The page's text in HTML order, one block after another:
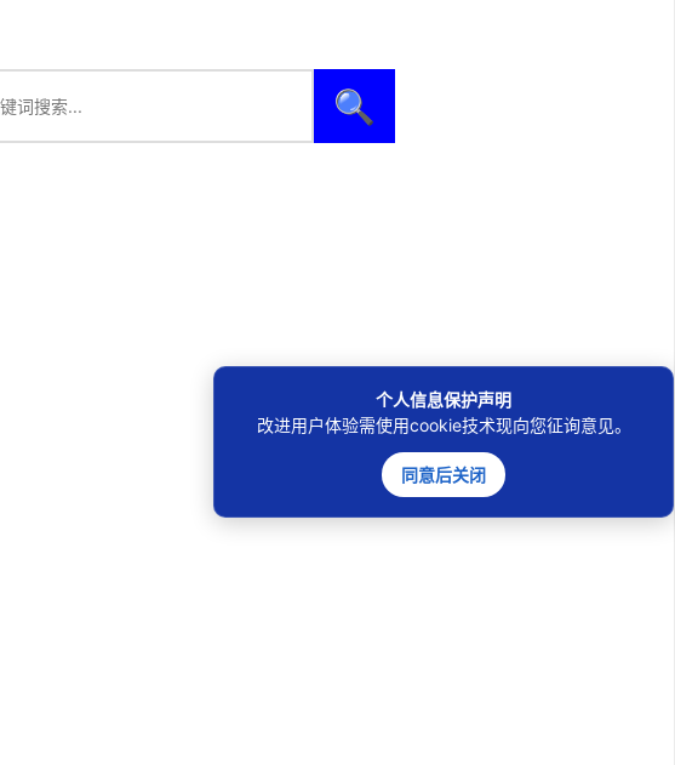
🔍
个人信息保护声明
改进用户体验需使用cookie技术现向您征询意见。
同意后关闭